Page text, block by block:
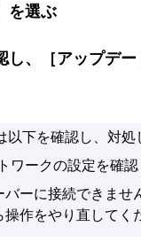
を選ぶ
し、［アップデー
下を確認し、対処
ワークの設定を確認
バーに接続できませ
作をやり直してく